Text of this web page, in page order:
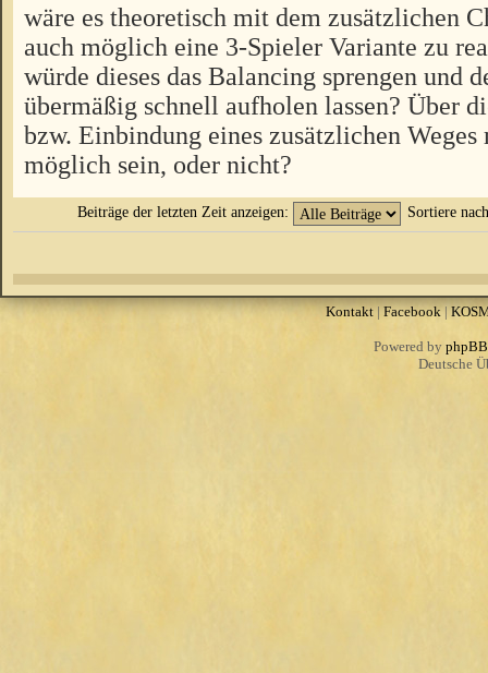
wäre es theoretisch mit dem zusätzlichen
auch möglich eine 3-Spieler Variante zu
würde dieses das Balancing sprengen und
übermäßig schnell aufholen lassen? Über
bzw. Einbindung eines zusätzlichen Weges
möglich sein, oder nicht?
Beiträge der letzten Zeit anzeigen: Sortiere
Kontakt| Facebook|
Powered by phpBB
Deutsche